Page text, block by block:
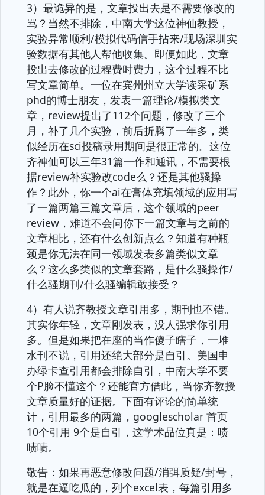
3）最诡异的是，文章投出去是不需要修改的
骂？当然不排除，中南大学这位神仙教授，
实验异常顺利/模拟代码信手拈来/现场深圳实
验数据有其他人帮他收集。即便如此，文章
投出去修改的过程费时费力，这个过程不比
写文章简单。一位在宾州州立大学读采矿系
phd的博士朋友，发表一篇理论/模拟类文
章，review提出了112个问题，修改了三个
月，补了几个实验，前后折腾了一年多，类
似经历在sci投稿录用期间是很正常的。这位
齐神仙可以三年31篇一作和通讯，不需要根
据review补实验改code么？还是其他骚操
作？此外，你一个ai在膏体充填领域的应用写
了一篇两篇三篇文章后，这个领域的peer
review，难道不会问你下一篇文章与之前的
文章相比，还有什么创新点么？知道有种瓶
颈是你无法在同一领域发表多篇类似文章
么？这么多类似的文章套路，是什么骚操作/
什么骚期刊/什么骚编辑敢接受？
4）有人说齐教授文章引用多，期刊也不错。
其实你年轻，文章刚发表，没人强求你引用
多。但是如果把在座的当作傻子瞎子，一堆
水刊不说，引用还绝大部分是自引。美国申
办绿卡查引用都会排除自引，中南大学不要
个P脸不懂这个？还能官方借此，当你齐教授
文章质量好的证据。下面有评论的简单统
计，引用最多的两篇，googlescholar 首页
10个引用 9个是自引，这学术品位真是：啧
啧啧。
敬告：如果再恶意修改问题/消弭质疑/封号，
就是在逼吃瓜的，列个excel表，每篇引用多